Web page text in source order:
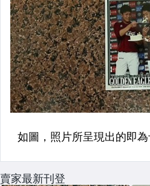
賣家最新刊登